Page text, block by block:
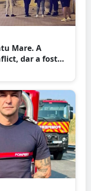
Mare. A
dar a fost
pumn